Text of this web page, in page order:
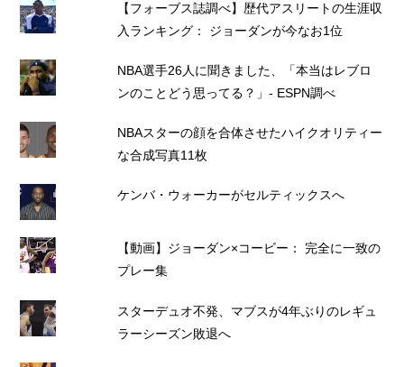
【フォーブス誌調べ】歴代アスリートの生涯収
入ランキング： ジョーダンが今なお1位
NBA選手26人に聞きました、「本当はレブロ
ンのことどう思ってる？」- ESPN調べ
NBAスターの顔を合体させたハイクオリティー
な合成写真11枚
ケンバ・ウォーカーがセルティックスへ
【動画】ジョーダン×コービー： 完全に一致の
プレー集
スターデュオ不発、マブスが4年ぶりのレギュ
ラーシーズン敗退へ